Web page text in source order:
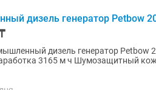
дизель генератор Petbow
дизель генератор Petbow 200 кВт 250 kVA/200 kW
3165 м ч Шумозащитный